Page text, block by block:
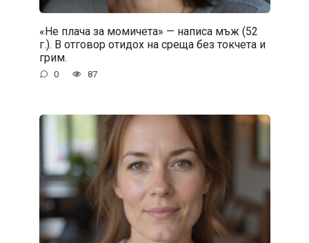
«Не плача за момичета» — написа мъж (52
г.). В отговор отидох на среща без токчета и
грим.
0 87